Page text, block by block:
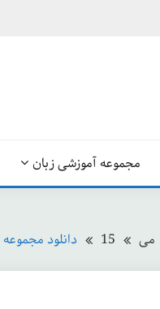
مجموعه آموزشی زبان
می 15 دانلود مجموعه Connectivity